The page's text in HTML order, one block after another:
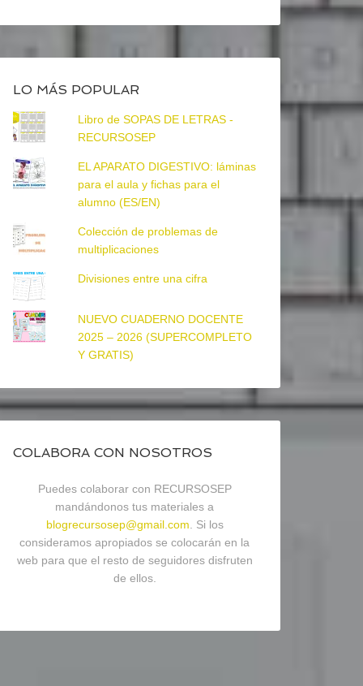
LO MÁS POPULAR
Libro de SOPAS DE LETRAS -
RECURSOSEP
EL APARATO DIGESTIVO: láminas
para el aula y fichas para el
alumno (ES/EN)
Colección de problemas de
multiplicaciones
Divisiones entre una cifra
NUEVO CUADERNO DOCENTE
2025 – 2026 (SUPERCOMPLETO
Y GRATIS)
COLABORA CON NOSOTROS
Puedes colaborar con RECURSOSEP
mandándonos tus materiales a
blogrecursosep@gmail.com . Si los
consideramos apropiados se colocarán en la
web para que el resto de seguidores disfruten
de ellos.